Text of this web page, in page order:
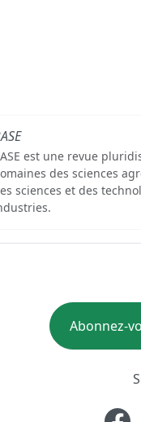
est une revue
des sciences
sciences et des
Abonnez-